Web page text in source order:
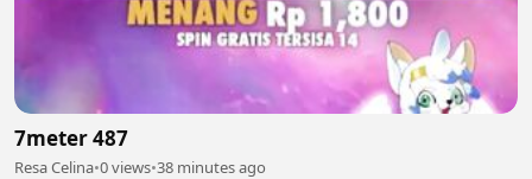
7meter 487
Resa Celina•0 views•38 minutes ago